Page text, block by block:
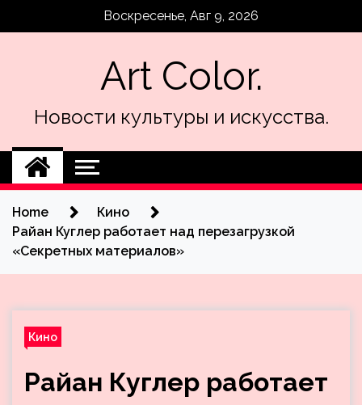
Воскресенье, Авг 9, 2026
Art Color.
Новости культуры и искусства.
Home
Кино
Райан Куглер работает над перезагрузкой
«Секретных материалов»
Кино
Райан Куглер работает